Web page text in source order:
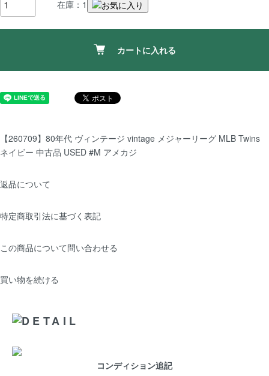
在庫：1
カートに入れる
【260709】80年代 ヴィンテージ vintage メジャーリーグ MLB Twins
ネイビー 中古品 USED #M アメカジ
返品について
特定商取引法に基づく表記
この商品について問い合わせる
買い物を続ける
コンディション追記